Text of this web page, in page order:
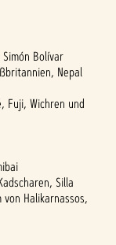
Bolívar
Nepal
Fuji, Wichren und
Silla
Halikarnassos,